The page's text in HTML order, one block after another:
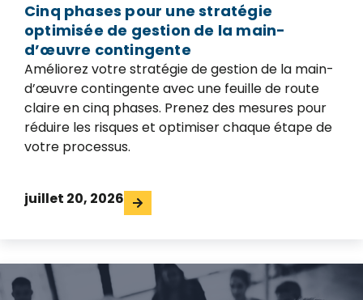
Cinq phases pour une stratégie
optimisée de gestion de la main-
d’œuvre contingente
Améliorez votre stratégie de gestion de la main-
d’œuvre contingente avec une feuille de route
claire en cinq phases. Prenez des mesures pour
réduire les risques et optimiser chaque étape de
votre processus.
juillet 20, 2026